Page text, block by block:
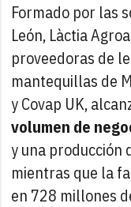
Formado por las
León, Làctia
proveedoras de
mantequillas de
y Covap UK,
volumen de
y una producción
mientras que la
en 728 millones